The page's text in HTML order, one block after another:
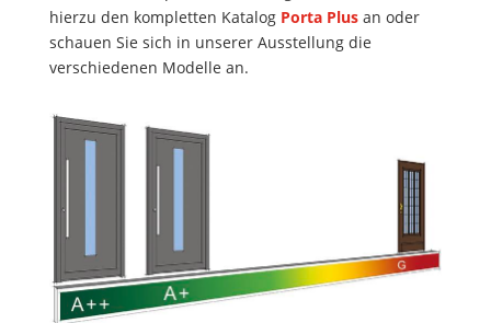
hierzu den kompletten Katalog Porta Plusan oder
schauen Sie sich in unserer Ausstellung die
verschiedenen Modelle an.